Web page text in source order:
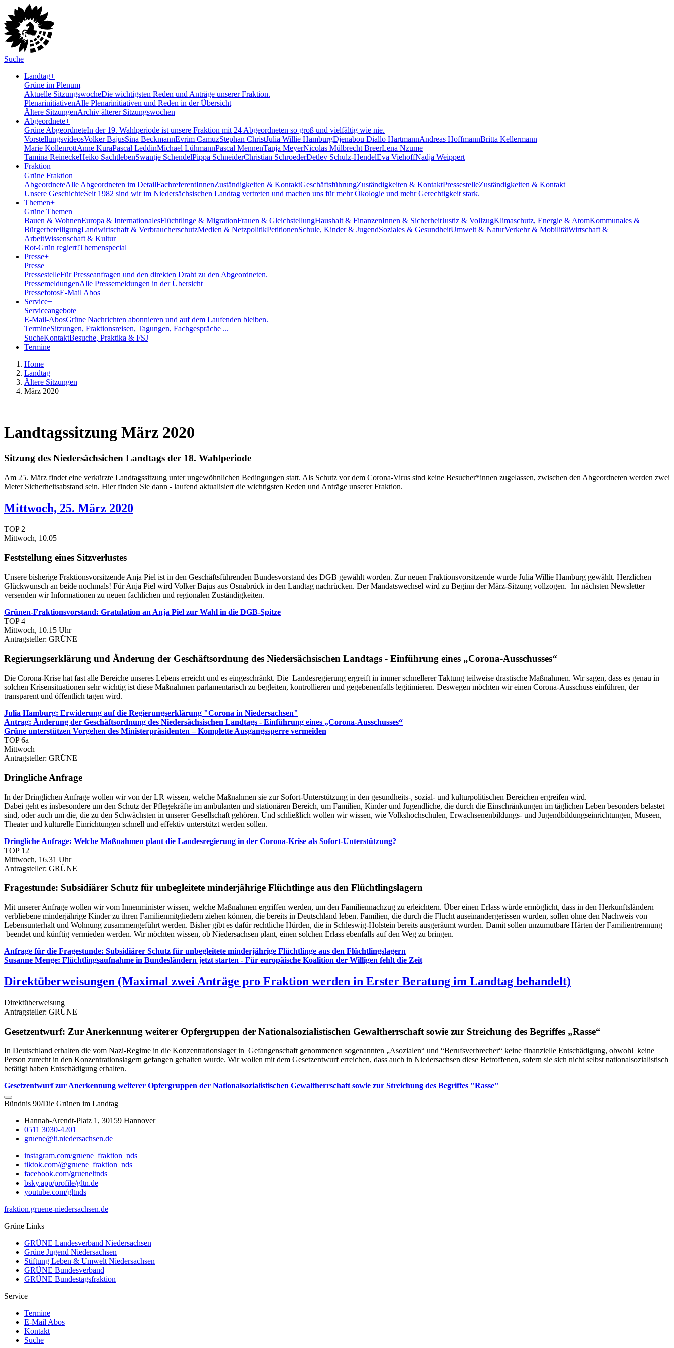
Suche
Landtag+
Grüne im Plenum
Aktuelle SitzungswocheDie wichtigsten Reden und Anträge unserer Fraktion.
PlenarinitiativenAlle Plenarinitiativen und Reden in der Übersicht
Ältere SitzungenArchiv älterer Sitzungswochen
Abgeordnete+
Grüne AbgeordneteIn der 19. Wahlperiode ist unsere Fraktion mit 24 Abgeordneten so groß und vielfältig wie nie.
VorstellungsvideosVolker BajusSina BeckmannEvrim CamuzStephan ChristJulia Willie HamburgDjenabou Diallo HartmannAndreas HoffmannBritta Kellermann
Marie KollenrottAnne KuraPascal LeddinMichael LühmannPascal MennenTanja MeyerNicolas Mülbrecht BreerLena Nzume
Tamina ReineckeHeiko SachtlebenSwantje SchendelPippa SchneiderChristian SchroederDetlev Schulz-HendelEva ViehoffNadja Weippert
Fraktion+
Grüne Fraktion
AbgeordneteAlle Abgeordneten im DetailFachreferentInnenZuständigkeiten & KontaktGeschäftsführungZuständigkeiten & KontaktPressestelleZuständigkeiten & Kontakt
Unsere GeschichteSeit 1982 sind wir im Nieder­sächsischen Landtag vertreten und machen uns für mehr Ökologie und mehr Gerechtigkeit stark.
Themen+
Grüne Themen
Bauen & WohnenEuropa & InternationalesFlüchtlinge & MigrationFrauen & GleichstellungHaushalt & FinanzenInnen & SicherheitJustiz & VollzugKlimaschutz, Energie & AtomKommunales &
BürgerbeteiligungLandwirtschaft & VerbraucherschutzMedien & NetzpolitikPetitionenSchule, Kinder & JugendSoziales & GesundheitUmwelt & NaturVerkehr & MobilitätWirtschaft &
ArbeitWissenschaft & Kultur
Rot-Grün regiert!Themenspecial
Presse+
Presse
PressestelleFür Presseanfragen und den direkten Draht zu den Abgeordneten.
PressemeldungenAlle Pressemeldungen in der Übersicht
PressefotosE-Mail Abos
Service+
Serviceangebote
E-Mail-AbosGrüne Nachrichten abonnieren und auf dem Laufenden bleiben.
TermineSitzungen, Fraktionsreisen, Tagungen, Fachgespräche ...
SucheKontaktBesuche, Praktika & FSJ
Termine
Home
Landtag
Ältere Sitzungen
März 2020
Landtagssitzung März 2020
Sitzung des Niedersächsichen Landtags der 18. Wahlperiode
Am 25. März findet eine verkürzte Landtagssitzung unter ungewöhnlichen Bedingungen statt. Als Schutz vor dem Corona-Virus sind keine Besucher*innen zugelassen, zwischen den Abgeordneten werden zwei
Meter Sicherheitsabstand sein. Hier finden Sie dann - laufend aktualisiert die wichtigsten Reden und Anträge unserer Fraktion.
Mittwoch, 25. März 2020
TOP 2
Mittwoch, 10.05
Feststellung eines Sitzverlustes
Unsere bisherige Fraktionsvorsitzende Anja Piel ist in den Geschäftsführenden Bundesvorstand des DGB gewählt worden. Zur neuen Fraktionsvorsitzende wurde Julia Willie Hamburg gewählt. Herzlichen
Glückwunsch an beide nochmals! Für Anja Piel wird Volker Bajus aus Osnabrück in den Landtag nachrücken. Der Mandatswechsel wird zu Beginn der März-Sitzung vollzogen. Im nächsten Newsletter
versenden wir Informationen zu neuen fachlichen und regionalen Zuständigkeiten.
Grünen-Fraktionsvorstand: Gratulation an Anja Piel zur Wahl in die DGB-Spitze
TOP 4
Mittwoch, 10.15 Uhr
Antragsteller: GRÜNE
Regierungserklärung und Änderung der Geschäftsordnung des Niedersächsischen Landtags - Einführung eines „Corona-Ausschusses“
Die Corona-Krise hat fast alle Bereiche unseres Lebens erreicht und es eingeschränkt. Die Landesregierung ergreift in immer schnellerer Taktung teilweise drastische Maßnahmen. Wir sagen, dass es genau in
solchen Krisensituationen sehr wichtig ist diese Maßnahmen parlamentarisch zu begleiten, kontrollieren und gegebenenfalls legitimieren. Deswegen möchten wir einen Corona-Ausschuss einführen, der
transparent und öffentlich tagen wird.
Julia Hamburg: Erwiderung auf die Regierungserklärung "Corona in Niedersachsen"
Antrag: Änderung der Geschäftsordnung des Niedersächsischen Landtags - Einführung eines „Corona-Ausschusses“
Grüne unterstützen Vorgehen des Ministerpräsidenten – Komplette Ausgangssperre vermeiden
TOP 6a
Mittwoch
Antragsteller: GRÜNE
Dringliche Anfrage
In der Dringlichen Anfrage wollen wir von der LR wissen, welche Maßnahmen sie zur Sofort-Unterstützung in den gesundheits-, sozial- und kulturpolitischen Bereichen ergreifen wird.
Dabei geht es insbesondere um den Schutz der Pflegekräfte im ambulanten und stationären Bereich, um Familien, Kinder und Jugendliche, die durch die Einschränkungen im täglichen Leben besonders belastet
sind, oder auch um die, die zu den Schwächsten in unserer Gesellschaft gehören. Und schließlich wollen wir wissen, wie Volkshochschulen, Erwachsenenbildungs- und Jugendbildungseinrichtungen, Museen,
Theater und kulturelle Einrichtungen schnell und effektiv unterstützt werden sollen.
Dringliche Anfrage: Welche Maßnahmen plant die Landesregierung in der Corona-Krise als Sofort-Unterstützung?
TOP 12
Mittwoch, 16.31 Uhr
Antragsteller: GRÜNE
Fragestunde: Subsidiärer Schutz für unbegleitete minderjährige Flüchtlinge aus den Flüchtlingslagern
Mit unserer Anfrage wollen wir vom Innenminister wissen, welche Maßnahmen ergriffen werden, um den Familiennachzug zu erleichtern. Über einen Erlass würde ermöglicht, dass in den Herkunftsländern
verbliebene minderjährige Kinder zu ihren Familienmitgliedern ziehen können, die bereits in Deutschland leben. Familien, die durch die Flucht auseinandergerissen wurden, sollen ohne den Nachweis von
Lebensunterhalt und Wohnung zusammengeführt werden. Bisher gibt es dafür rechtliche Hürden, die in Schleswig-Holstein bereits ausgeräumt wurden. Damit sollen unzumutbare Härten der Familientrennung
beendet und künftig vermieden werden. Wir möchten wissen, ob Niedersachsen plant, einen solchen Erlass ebenfalls auf den Weg zu bringen.
Anfrage für die Fragestunde: Subsidiärer Schutz für unbegleitete minderjährige Flüchtlinge aus den Flüchtlingslagern
Susanne Menge: Flüchtlingsaufnahme in Bundesländern jetzt starten - Für europäische Koalition der Willigen fehlt die Zeit
Direktüberweisungen (Maximal zwei Anträge pro Fraktion werden in Erster Beratung im Landtag behandelt)
Direktüberweisung
Antragsteller: GRÜNE
Gesetzentwurf: Zur Anerkennung weiterer Opfergruppen der Nationalsozialistischen Gewaltherrschaft sowie zur Streichung des Begriffes „Rasse“
In Deutschland erhalten die vom Nazi-Regime in die Konzentrationslager in Gefangenschaft genommenen sogenannten „Asozialen“ und “Berufsverbrecher“ keine finanzielle Entschädigung, obwohl keine
Person zurecht in den Konzentrationslagern gefangen gehalten wurde. Wir wollen mit dem Gesetzentwurf erreichen, dass auch in Niedersachsen diese Betroffenen, sofern sie sich nicht selbst nationalsozialistisch
betätigt haben Entschädigung erhalten.
Gesetzentwurf zur Anerkennung weiterer Opfergruppen der Nationalsozialistischen Gewaltherrschaft sowie zur Streichung des Begriffes "Rasse"
Bündnis 90/Die Grünen im Landtag
Hannah-Arendt-Platz 1, 30159 Hannover
0511 3030-4201
gruene@lt.niedersachsen.de
instagram.com/gruene_fraktion_nds
tiktok.com/@gruene_fraktion_nds
facebook.com/grueneltnds
bsky.app/profile/gltn.de
youtube.com/gltnds
fraktion.gruene-niedersachsen.de
Grüne Links
GRÜNE Landesverband Niedersachsen
Grüne Jugend Niedersachsen
Stiftung Leben & Umwelt Niedersachsen
GRÜNE Bundesverband
GRÜNE Bundestagsfraktion
Service
Termine
E-Mail Abos
Kontakt
Suche